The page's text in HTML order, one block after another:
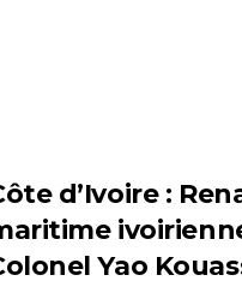
d’Ivoire :
Yao